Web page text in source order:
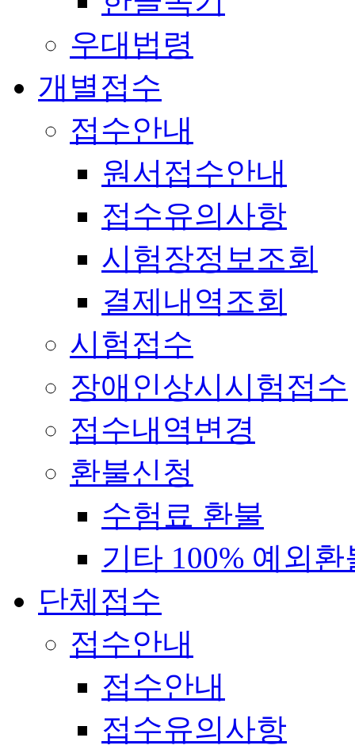
우대법령
개별접수
접수안내
원서접수안내
접수유의사항
시험장정보조회
결제내역조회
시험접수
장애인상시시험접수
접수내역변경
환불신청
수험료 환불
기타 100% 예외환
단체접수
접수안내
접수안내
접수유의사항